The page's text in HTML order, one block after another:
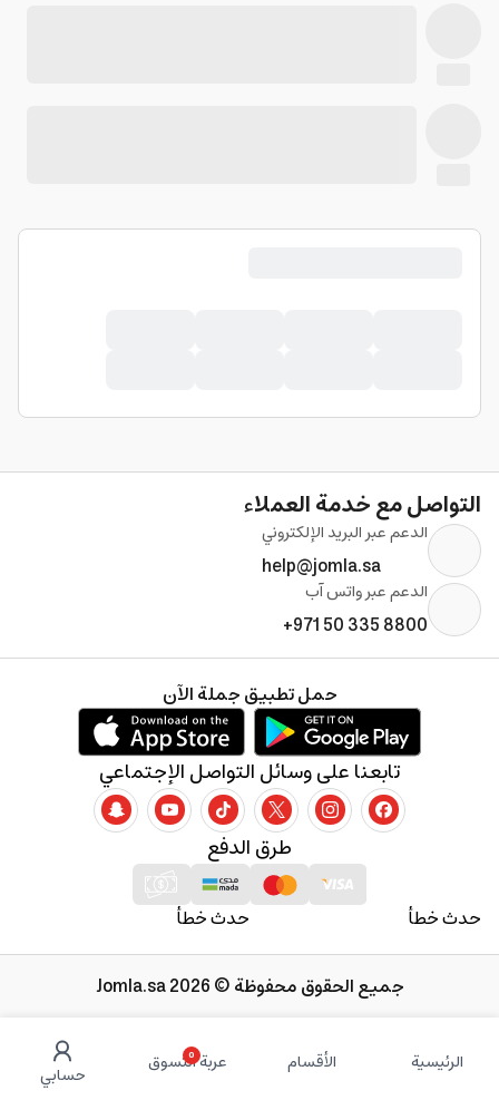
الرئيسية الأقسام 0
عربة التسوق حسابي
التواصل مع خدمة العملاء
الدعم عبر البريد الإلكتروني
help@jomla.sa
الدعم عبر واتس آب
+971 50 335 8800
حدث خطأ حدث خطأ
طرق الدفع
تابعنا على وسائل التواصل الإجتماعي
حمل تطبيق جملة الآن
جميع الحقوق محفوظة © 2026 Jomla.sa